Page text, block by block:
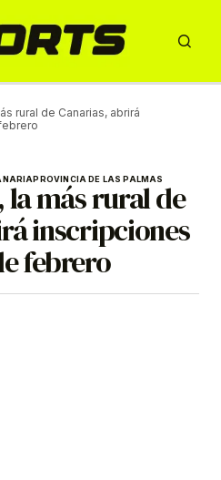
rural de Canarias, abrirá
PROVINCIA DE LAS PALMAS
más rural de
inscripciones
febrero